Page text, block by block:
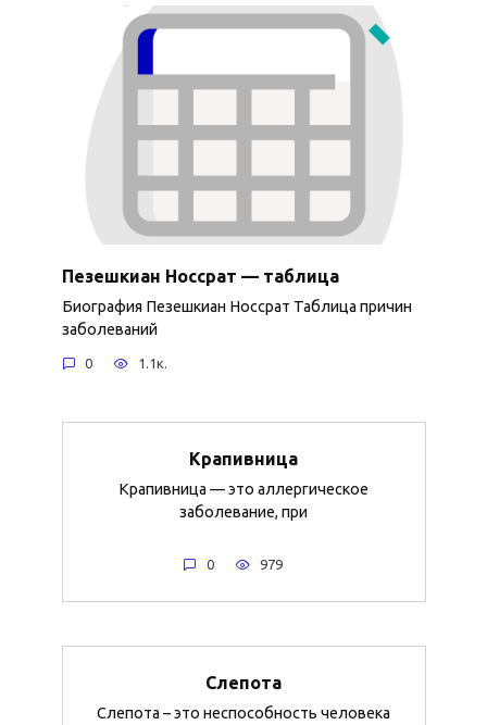
Пезешкиан Носсрат — таблица
Биография Пезешкиан Носсрат Таблица причин
заболеваний
0 1.1к.
Крапивница
Крапивница — это аллергическое
заболевание, при
0 979
Слепота
Слепота – это неспособность человека